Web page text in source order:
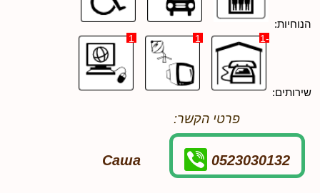
הנוחיות:
שירותים:
-1
1
1
פרטי הקשר:
0523030132
Саша